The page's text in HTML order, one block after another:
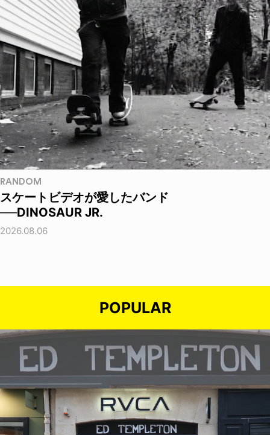
RANDOM
スケートビデオが愛したバンド
──DINOSAUR JR.
2026.08.06
POPULAR